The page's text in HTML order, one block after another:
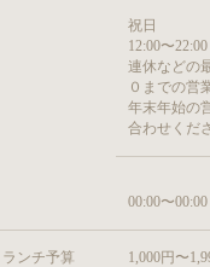
祝日
12:00〜22:00
連休などの
０までの営
年末年始の
合わせくだ
00:00〜00:00
ランチ予算 1,000円〜